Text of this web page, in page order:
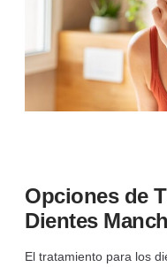
Opciones de
Dientes
El tratamiento para los